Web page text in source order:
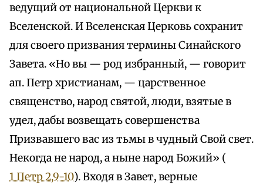
ведущий от национальной Церкви к
Вселенской. И Вселенская Церковь сохранит
для своего призвания термины Синайского
Завета. «Но вы — род избранный, — говорит
ап. Петр христианам, — царственное
священство, народ святой, люди, взятые в
удел, дабы возвещать совершенства
Призвавшего вас из тьмы в чудный Свой свет.
Некогда не народ, а ныне народ Божий» (
1 Петр 2,9-10). Входя в Завет, верные